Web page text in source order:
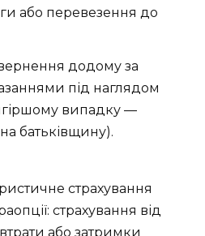
або перевезення до
додому за
під наглядом
випадку —
батьківщину).
страхування
страхування від
або затримки